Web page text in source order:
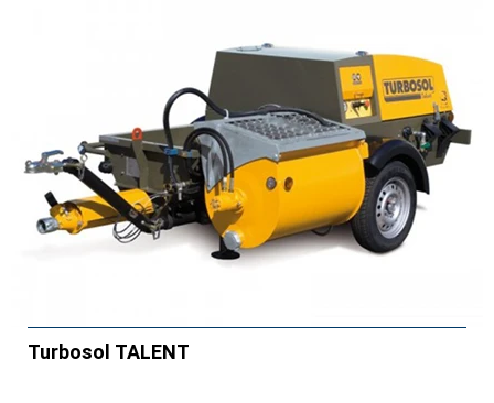
Turbosol TALENT